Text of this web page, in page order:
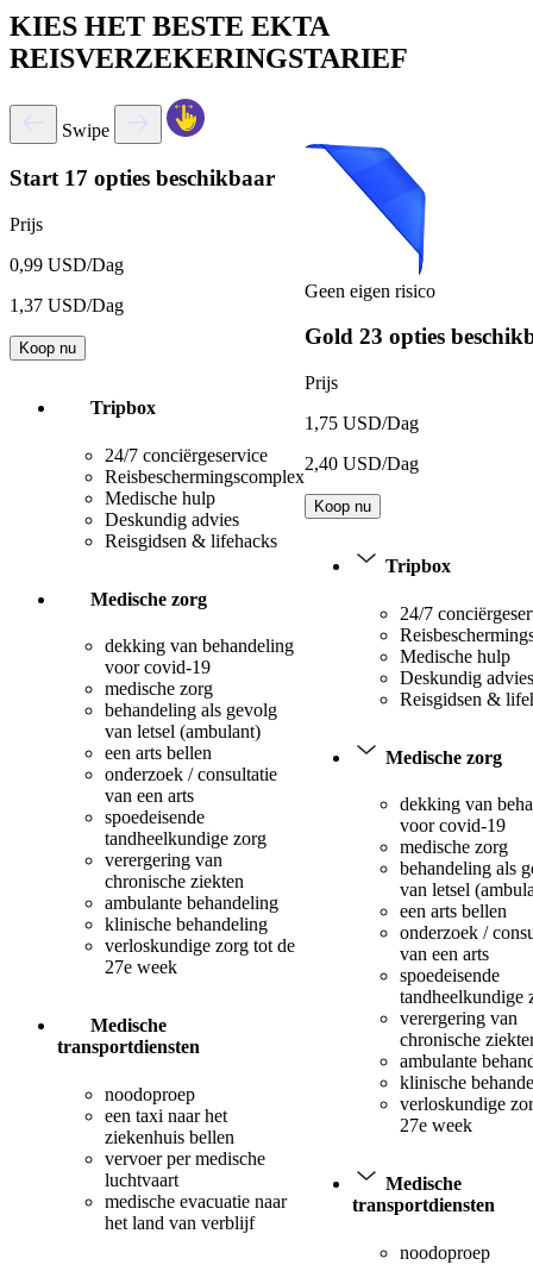
KIES HET BESTE EKTA
REISVERZEKERINGSTARIEF
Swipe
Start 17 opties beschikbaar
Prijs
0,99 USD/Dag
1,37 USD/Dag
Koop nu
Tripbox
24/7 conciërgeservice
Reisbeschermingscomplex
Medische hulp
Deskundig advies
Reisgidsen & lifehacks
Medische zorg
dekking van behandeling
voor covid-19
medische zorg
behandeling als gevolg
van letsel (ambulant)
een arts bellen
onderzoek / consultatie
van een arts
spoedeisende
tandheelkundige zorg
verergering van
chronische ziekten
ambulante behandeling
klinische behandeling
verloskundige zorg tot de
27e week
Medische
transportdiensten
noodoproep
een taxi naar het
ziekenhuis bellen
vervoer per medische
luchtvaart
medische evacuatie naar
het land van verblijf
Geen eigen risico
Gold 23 opties
Prijs
1,75 USD/Dag
2,40 USD/Dag
Koop nu
Tripbox
24/7
Medische hulp
Deskundig advies
Reisgidsen &
Medische zorg
dekking van
voor covid-19
medische zorg
behandeling als
van letsel
een arts bellen
onderzoek /
van een arts
spoedeisende
tandheelkundige
verergering van
chronische
ambulante
klinische
verloskundige
27e week
Medische
transportdiensten
noodoproep